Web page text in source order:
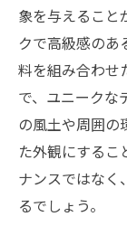
耐久
気候
防水
メン
コス
長持
株式会社
象を与えること
クで高級感のあ
料を組み合わせ
で、ユニークな
の風土や周囲の
た外観にするこ
ナンスではなく
るでしょう。